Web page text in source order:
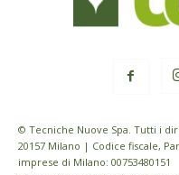
© Tecniche Nuove Spa. Tutti i
20157 Milano | Codice fiscale,
imprese di Milano: 00753480151